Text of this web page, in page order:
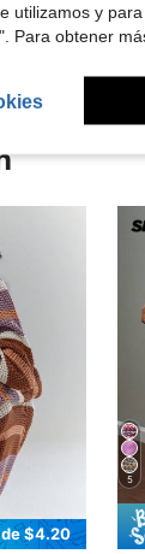
$4.20
5
utilizamos y
Para obtener